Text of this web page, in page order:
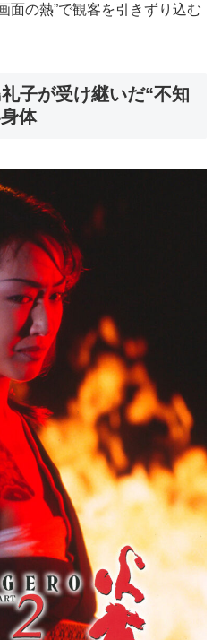
面の熱”で観客を引きずり込む
子が受け継いだ“不知
体